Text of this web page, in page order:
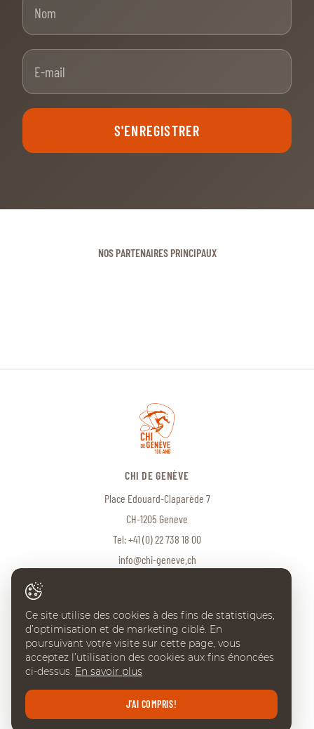
S'ENREGISTRER
NOS PARTENAIRES PRINCIPAUX
CHI DE GENÈVE
Place Edouard-Claparède 7
CH-1205 Geneve
Tel:+41 (0) 22 738 18 00
info@chi-geneve.ch
© 2026 CHI de Genève. Tous droits réservés
Created with♥byArtionet· Generated with IceCube2.Net
Ce site utilise des cookies à des fins de statistiques,
d’optimisation et de marketing ciblé. En
poursuivant votre visite sur cette page, vous
acceptez l’utilisation des cookies aux fins énoncées
ci-dessus. En savoir plus
J'AI COMPRIS!